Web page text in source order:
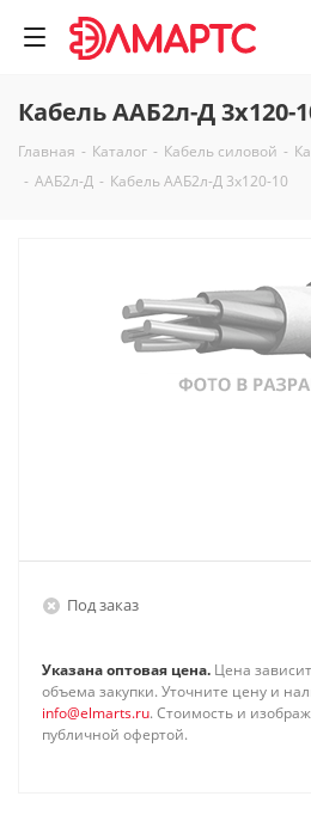
Кабель ААБ2л-Д 3х120-
Главная - Каталог - Кабель силовой -
- ААБ2л-Д - Кабель ААБ2л-Д 3х120-10
Под заказ
Указана оптовая цена. Цена
объема закупки. Уточните цену и
info@elmarts.ru. Стоимость и
публичной офертой.